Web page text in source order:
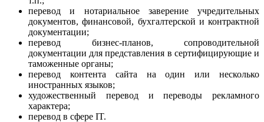
перевод и нотариальное заверение учредительных
документов, финансовой, бухгалтерской и контрактной
документации;
перевод бизнес-планов, сопроводительной
документации для представления в сертифицирующие и
таможенные органы;
перевод контента сайта на один или несколько
иностранных языков;
художественный перевод и переводы рекламного
характера;
перевод в сфере IT.